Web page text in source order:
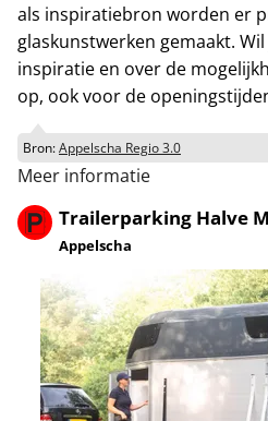
als inspiratiebron worden er
glaskunstwerken gemaakt.
inspiratie en over de
op, ook voor de
Bron:Appelscha Regio 3.0
Meer informatie
Trailerparking Halve
Appelscha